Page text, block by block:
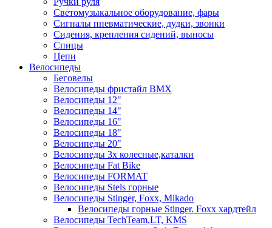
Светомузыкальное оборудование, фары
Сигналы пневматические, дудки, звонки
Сидения, крепления сидений, выносы
Спицы
Цепи
Велосипеды
Беговелы
Велосипеды фристайл ВМХ
Велосипеды 12"
Велосипеды 14"
Велосипеды 16"
Велосипеды 18"
Велосипеды 20"
Велосипеды 3х колесные,каталки
Велосипеды Fat Bike
Велосипеды FORMAT
Велосипеды Stels горные
Велосипеды Stinger, Foxx, Mikado
Велосипеды горные Stinger. Foxx хардтейл
Велосипеды TechTeam,LT, KMS